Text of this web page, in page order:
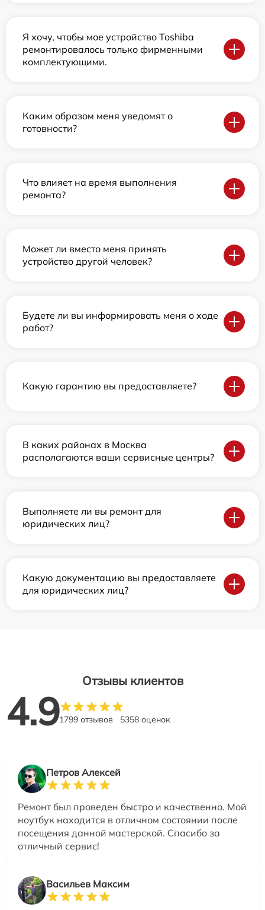
Я хочу, чтобы мое устройство Toshiba
ремонтировалось только фирменными
комплектующими.
Каким образом меня уведомят о
готовности?
Что влияет на время выполнения
ремонта?
Может ли вместо меня принять
устройство другой человек?
Будете ли вы информировать меня о ходе
работ?
Какую гарантию вы предоставляете?
В каких районах в Москва
располагаются ваши сервисные центры?
Выполняете ли вы ремонт для
юридических лиц?
Какую документацию вы предоставляете
для юридических лиц?
Отзывы клиентов
4.91799 отзывов 5358 оценок
Петров Алексей
Ремонт был проведен быстро и качественно. Мой
ноутбук находится в отличном состоянии после
посещения данной мастерской. Спасибо за
отличный сервис!
Васильев Максим